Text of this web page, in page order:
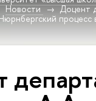
Новости
Доцент